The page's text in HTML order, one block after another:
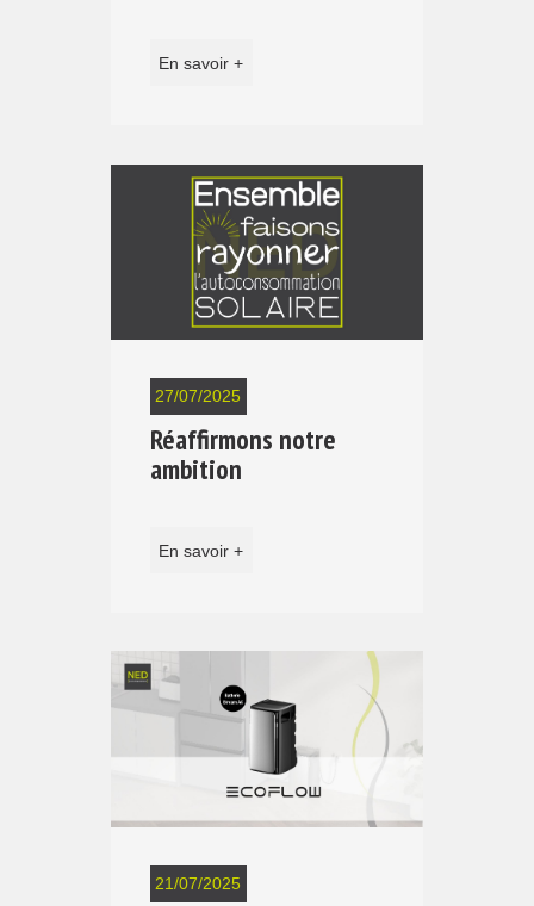
En savoir +
27/07/2025
Réaffirmons notre
ambition
En savoir +
21/07/2025